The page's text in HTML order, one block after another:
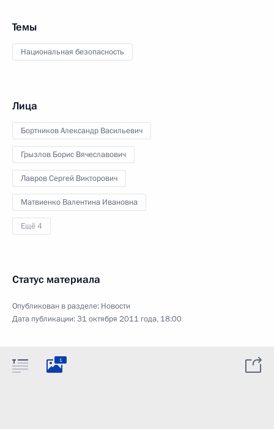
Темы
Национальная безопасность
Лица
Бортников Александр Васильевич
Грызлов Борис Вячеславович
Лавров Сергей Викторович
Матвиенко Валентина Ивановна
Ещё 4
Статус материала
Опубликован в разделе: Новости
Дата публикации:31 октября 2011 года, 18:00
1